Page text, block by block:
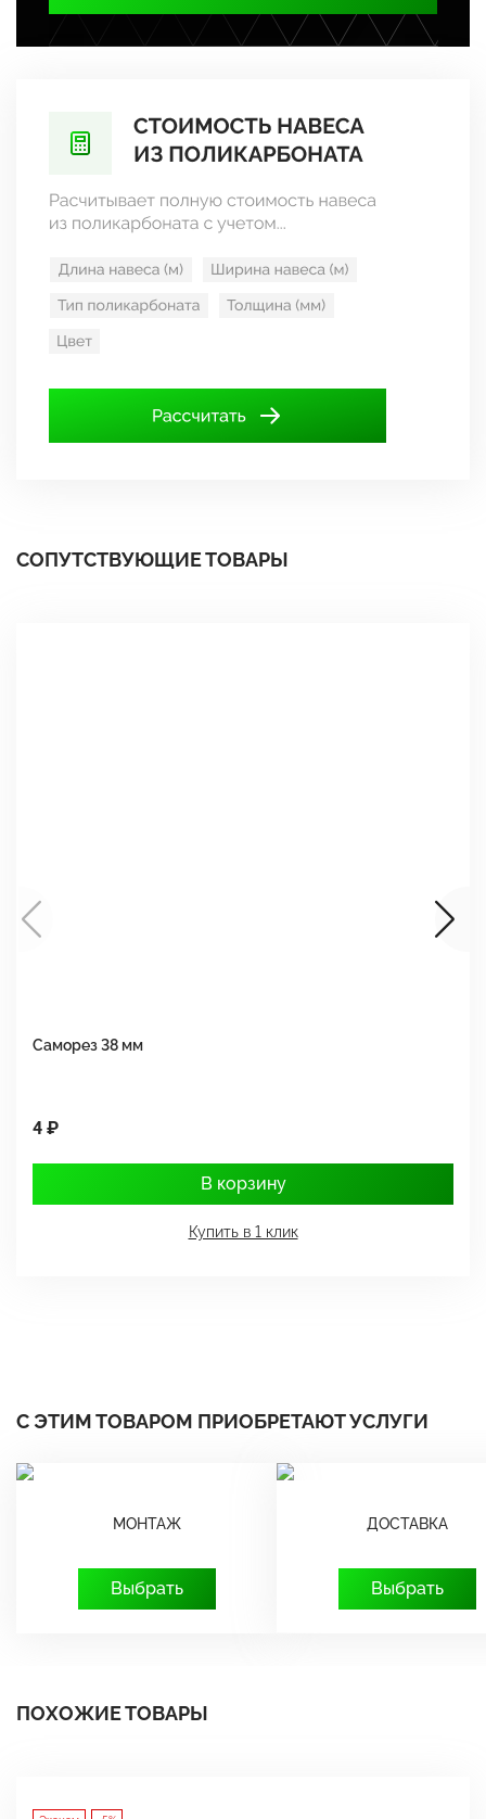
СОПУТСТВУЮЩИЕ ТОВАРЫ
Саморез 38 мм
4 ₽
В корзину
Купить в 1 клик
С ЭТИМ ТОВАРОМ ПРИОБРЕТАЮТ УСЛУГИ
МОНТАЖ
Выбрать
ДОСТАВКА
Выбрать
ПОХОЖИЕ ТОВАРЫ